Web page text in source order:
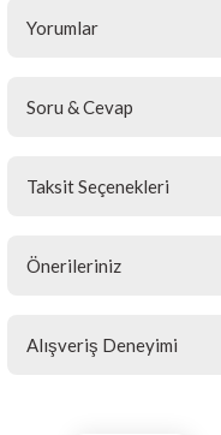
Yorumlar
Soru & Cevap
Taksit Seçenekleri
Önerileriniz
Bu ürünün fiyat bilgisi,
konularda yetersiz
Alışveriş Deneyimi